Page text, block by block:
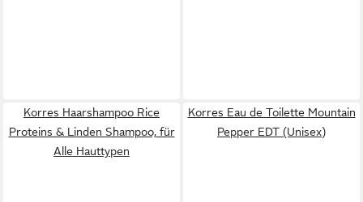
Korres Haarshampoo Rice
Proteins & Linden Shampoo, für
Alle Hauttypen
Korres Eau de Toilette Mountain
Pepper EDT (Unisex)